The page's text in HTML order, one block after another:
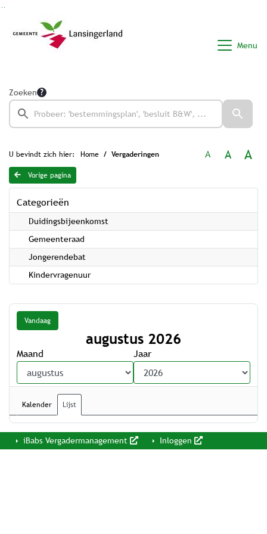
Menu
Zoeken
U bevindt zich hier: Home Vergaderingen A A A
Vorige pagina
Categorieën
Duidingsbijeenkomst
Gemeenteraad
Jongerendebat
Kindervragenuur
Vandaag
augustus 2026
Maand Jaar
Kalender Lijst
iBabs Vergadermanagement Inloggen